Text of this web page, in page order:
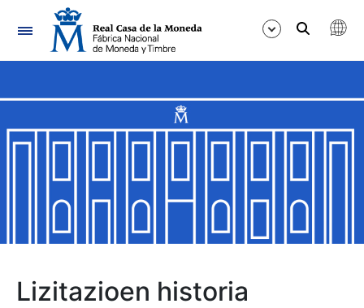
Nabigazioa
Erakutsi/Ezkutatu
Erakutsi/Ezkutatu
Erakutsi/Ezkutatu
Lizitazioen historia